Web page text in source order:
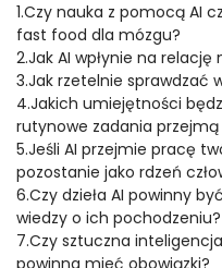
1.Czy nauka z pomocą AI
fast food dla mózgu?
2.Jak AI wpłynie na
3.Jak rzetelnie sprawdzać
4.Jakich umiejętności
rutynowe zadania
5.Jeśli AI przejmie pracę
pozostanie jako rdzeń
6.Czy dzieła AI powinny
wiedzy o ich pochodzeniu?
7.Czy sztuczna